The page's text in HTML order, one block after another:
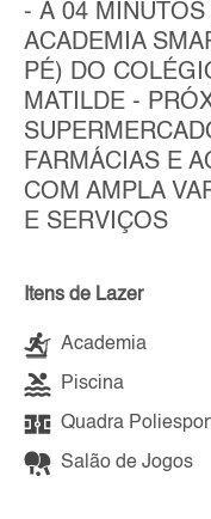
- À 04
ACADEMIA
PÉ) DO
MATILDE -
FARMÁCIAS E
COM AMPLA
E SERVIÇOS
Itens de Lazer
Academia
Piscina
Quadra
Salão de Jogos